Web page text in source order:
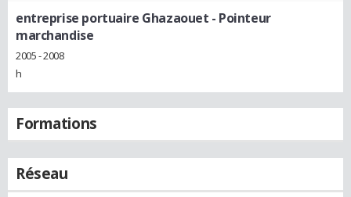
entreprise portuaire Ghazaouet - Pointeur
marchandise
2005 - 2008
h
Formations
Réseau